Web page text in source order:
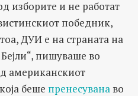
изборите и не работат
победник,
ДУИ е на страната на
пишуваше во
американскиот
беше пренесувана во